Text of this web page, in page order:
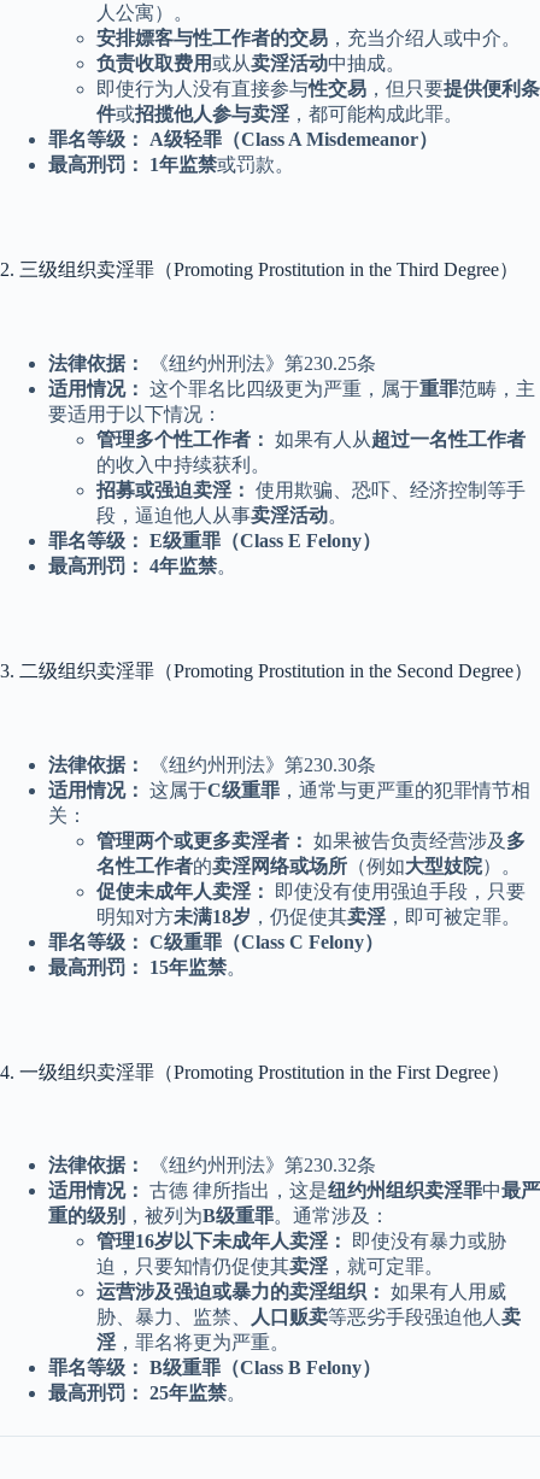
人公寓）。
安排嫖客与性工作者的交易 ，充当介绍人或中介。
负责收取费用或从卖淫活动中抽成。
即使行为人没有直接参与性交易 ，但只要提供便利条
件或招揽他人参与卖淫，都可能构成此罪。
罪名等级：
A级轻罪（Class A Misdemeanor）
最高刑罚：
1年监禁或罚款。
2. 三级组织卖淫罪（Promoting Prostitution in the Third Degree）
法律依据：
《纽约州刑法》第230.25条
适用情况： 这个罪名比四级更为严重，属于重罪范畴，主
要适用于以下情况：
管理多个性工作者： 如果有人从超过一名性工作者
的收入中持续获利。
招募或强迫卖淫： 使用欺骗、恐吓、经济控制等手
段，逼迫他人从事卖淫活动。
罪名等级： E级重罪（Class E Felony）
最高刑罚： 4年监禁。
3. 二级组织卖淫罪（Promoting Prostitution in the Second Degree）
法律依据：
《纽约州刑法》第230.30条
适用情况： 这属于C级重罪 ，通常与更严重的犯罪情节相
关：
管理两个或更多卖淫者： 如果被告负责经营涉及 多
名性工作者的卖淫网络或场所 （例如大型妓院）。
促使未成年人卖淫：
即使没有使用强迫手段，只要
明知对方未满18岁 ，仍促使其卖淫，即可被定罪。
罪名等级： C级重罪（Class C Felony）
最高刑罚：
15年监禁。
4. 一级组织卖淫罪（Promoting Prostitution in the First Degree）
法律依据：
《纽约州刑法》第230.32条
适用情况： 古德 律所指出，这是纽约州组织卖淫罪中最严
重的级别 ，被列为B级重罪。通常涉及：
管理16岁以下未成年人卖淫：
即使没有暴力或胁
迫，只要知情仍促使其卖淫，就可定罪。
运营涉及强迫或暴力的卖淫组织： 如果有人用威
胁、暴力、监禁、
人口贩卖等恶劣手段强迫他人 卖
淫，罪名将更为严重。
罪名等级： B级重罪（Class B Felony）
最高刑罚： 25年监禁。